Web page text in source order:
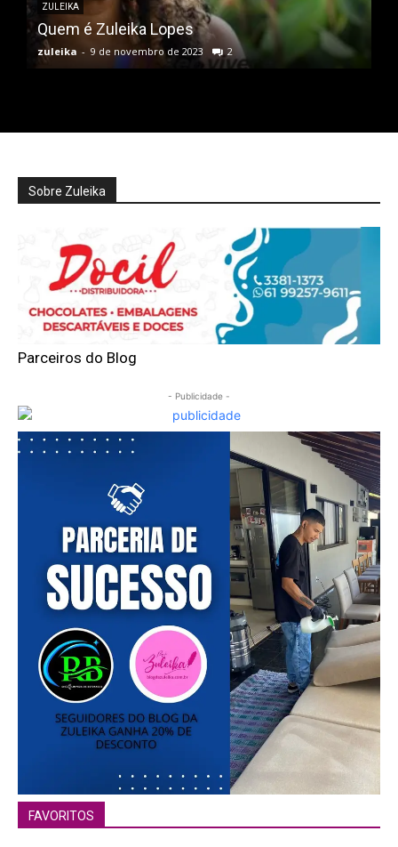
ZULEIKA
Quem é Zuleika Lopes
zuleika - 9 de novembro de 2023 2
Sobre Zuleika
Parceiros do Blog
- Publicidade -
FAVORITOS